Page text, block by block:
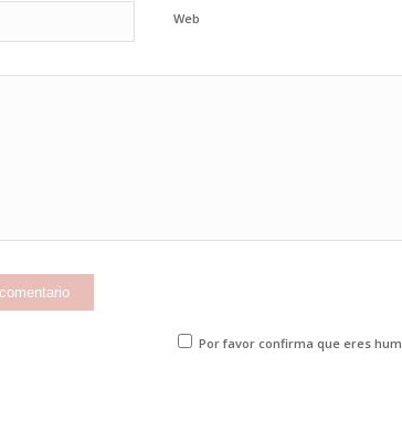
Web
Por favor confirma que eres